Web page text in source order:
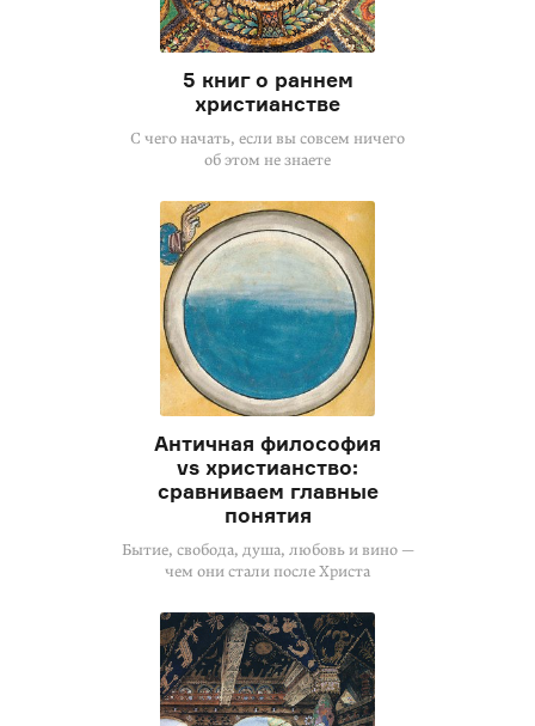
5 книг о раннем
христианстве
С чего начать, если вы совсем ничего
об этом не знаете
Античная философия
vs христианство:
сравниваем главные
понятия
Бытие, свобода, душа, любовь и вино —
чем они стали после Христа